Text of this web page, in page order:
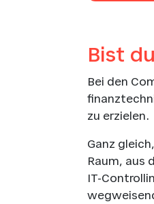
Bist
Bei den
zu erzielen.
Ganz
Raum, aus
IT-